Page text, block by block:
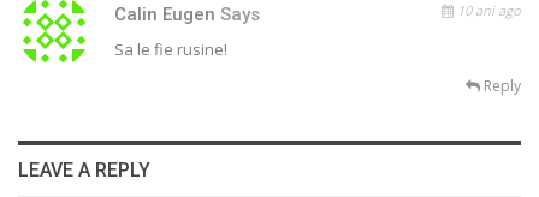
Calin Eugen Says 10 ani ago
Sa le fie rusine!
Reply
LEAVE A REPLY